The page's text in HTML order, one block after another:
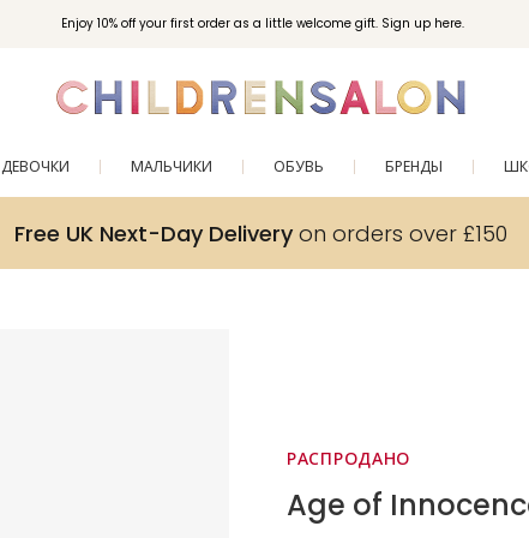
Enjoy 10% off your first order as a little welcome gift. Sign up here.
ДЕВОЧКИ МАЛЬЧИКИ ОБУВЬ БРЕНДЫ
Free UK Next-Day Deliveryon orders over £150
РАСПРОДАНО
Age of